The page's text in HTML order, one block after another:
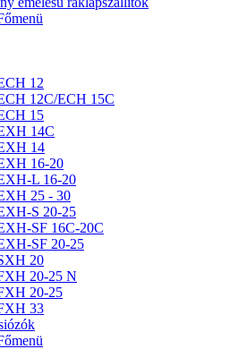
12
12C/ECH 15C
15
14C
14
16-20
L 16-20
25 - 30
S 20-25
SF 16C-20C
SF 20-25
20
20-25 N
20-25
33